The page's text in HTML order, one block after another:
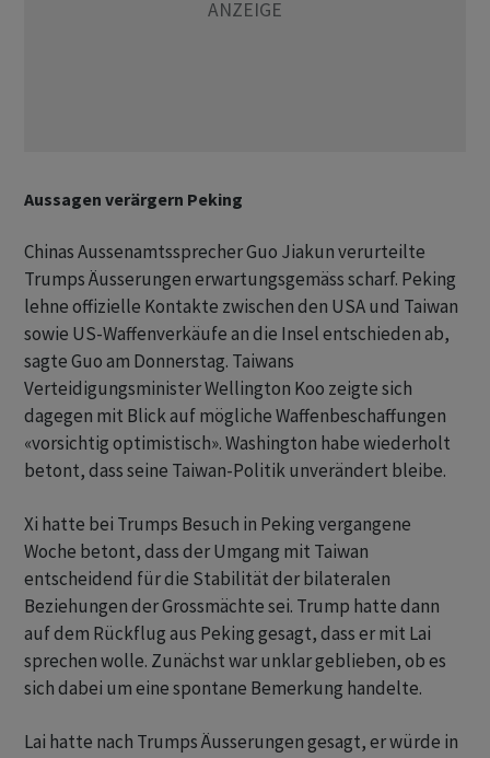
Aussagen verärgern Peking
Chinas Aussenamtssprecher Guo Jiakun verurteilte
Trumps Äusserungen erwartungsgemäss scharf. Peking
lehne offizielle Kontakte zwischen den USA und Taiwan
sowie US-Waffenverkäufe an die Insel entschieden ab,
sagte Guo am Donnerstag. Taiwans
Verteidigungsminister Wellington Koo zeigte sich
dagegen mit Blick auf mögliche Waffenbeschaffungen
«vorsichtig optimistisch». Washington habe wiederholt
betont, dass seine Taiwan-Politik unverändert bleibe.
Xi hatte bei Trumps Besuch in Peking vergangene
Woche betont, dass der Umgang mit Taiwan
entscheidend für die Stabilität der bilateralen
Beziehungen der Grossmächte sei. Trump hatte dann
auf dem Rückflug aus Peking gesagt, dass er mit Lai
sprechen wolle. Zunächst war unklar geblieben, ob es
sich dabei um eine spontane Bemerkung handelte.
Lai hatte nach Trumps Äusserungen gesagt, er würde in